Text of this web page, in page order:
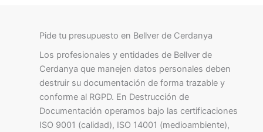
Pide tu presupuesto en Bellver de Cerdanya
Los profesionales y entidades de Bellver de
Cerdanya que manejen datos personales deben
destruir su documentación de forma trazable y
conforme al RGPD. En Destrucción de
Documentación operamos bajo las certificaciones
ISO 9001 (calidad), ISO 14001 (medioambiente),